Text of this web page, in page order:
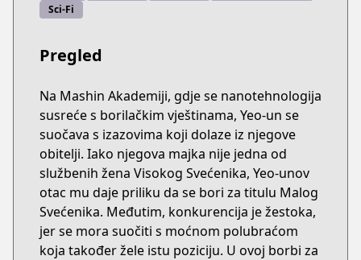
Sci-Fi
Pregled
Na Mashin Akademiji, gdje se nanotehnologija
susreće s borilačkim vještinama, Yeo-un se
suočava s izazovima koji dolaze iz njegove
obitelji. Iako njegova majka nije jedna od
službenih žena Visokog Svećenika, Yeo-unov
otac mu daje priliku da se bori za titulu Malog
Svećenika. Međutim, konkurencija je žestoka,
jer se mora suočiti s moćnom polubraćom
koja također žele istu poziciju. U ovoj borbi za